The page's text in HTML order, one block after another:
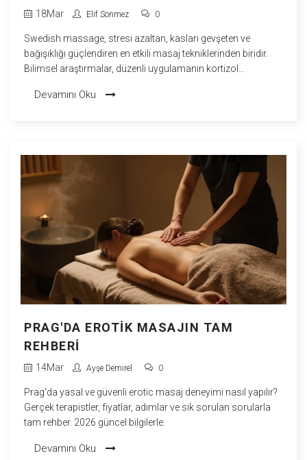
KOMBINASYONU
18Mar Elif Sönmez 0
Swedish massage, stresi azaltan, kasları gevşeten ve
bağışıklığı güçlendiren en etkili masaj tekniklerinden biridir.
Bilimsel araştırmalar, düzenli uygulamanın kortizol
Devamını Oku
PRAG'DA EROTIK MASAJIN TAM
REHBERI
14Mar Ayşe Demirel 0
Prag'da yasal ve güvenli erotic masaj deneyimi nasıl yapılır?
Gerçek terapistler, fiyatlar, adımlar ve sık sorulan sorularla
tam rehber. 2026 güncel bilgilerle.
Devamını Oku